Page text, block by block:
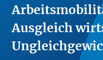
Ausgleich